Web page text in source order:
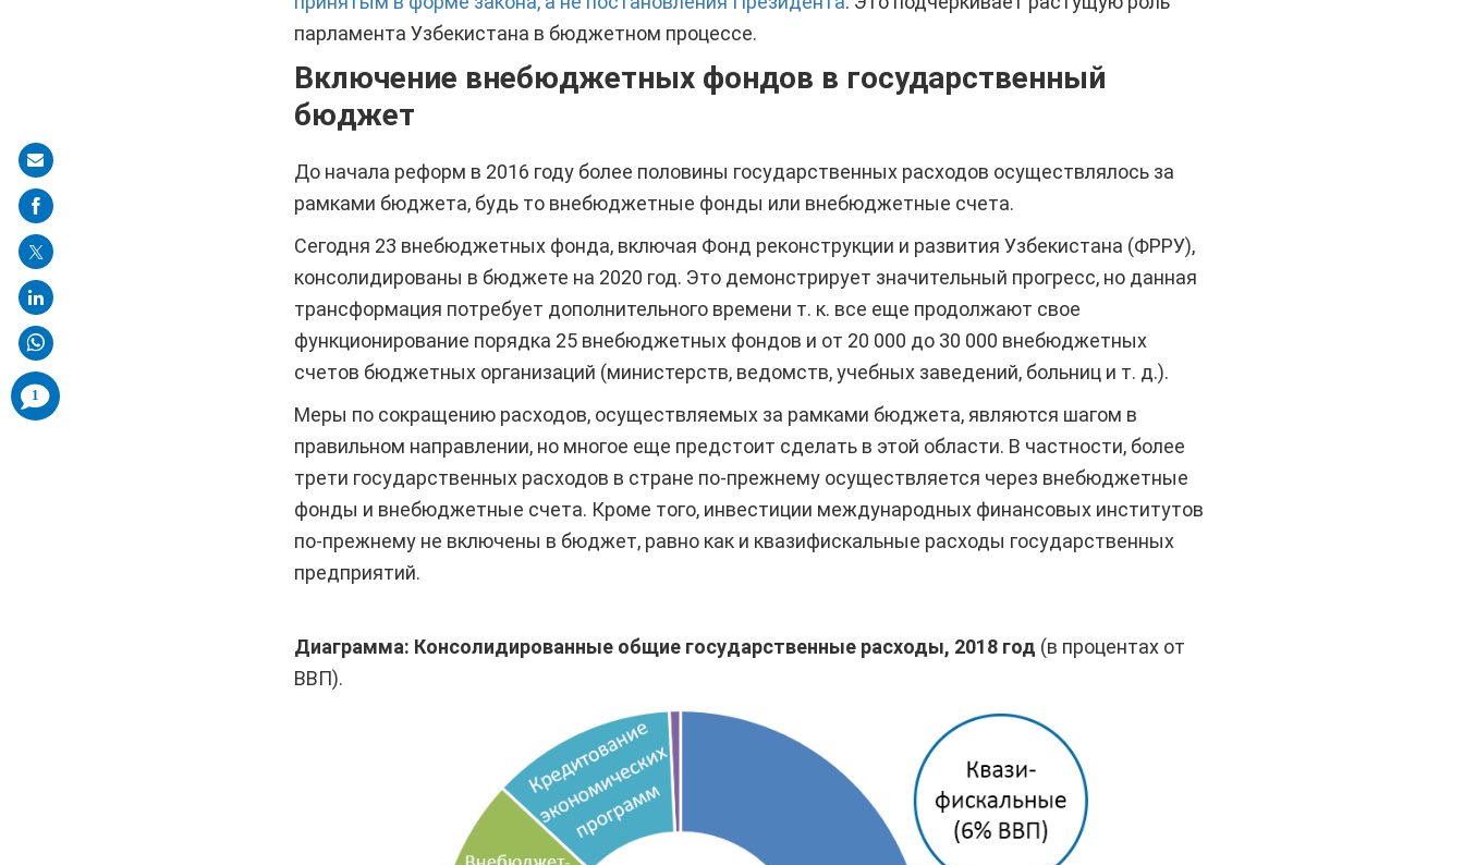
парламента Узбекистана в бюджетном процессе.
Включение внебюджетных фондов в государственный
бюджет
До начала реформ в 2016 году более половины государственных расходов осуществлялось за
рамками бюджета, будь то внебюджетные фонды или внебюджетные счета.
Сегодня 23 внебюджетных фонда, включая Фонд реконструкции и развития Узбекистана (ФРРУ),
консолидированы в бюджете на 2020 год. Это демонстрирует значительный прогресс, но данная
трансформация потребует дополнительного времени т. к. все еще продолжают свое
функционирование порядка 25 внебюджетных фондов и от 20 000 до 30 000 внебюджетных
счетов бюджетных организаций (министерств, ведомств, учебных заведений, больниц и т. д.).
Меры по сокращению расходов, осуществляемых за рамками бюджета, являются шагом в
правильном направлении, но многое еще предстоит сделать в этой области. В частности, более
трети государственных расходов в стране по-прежнему осуществляется через внебюджетные
фонды и внебюджетные счета. Кроме того, инвестиции международных финансовых институтов
по-прежнему не включены в бюджет, равно как и квазифискальные расходы государственных
предприятий.
Диаграмма: Консолидированные общие государственные расходы, 2018 год (в процентах от
ВВП).
Share
on
mail
1
comments
added